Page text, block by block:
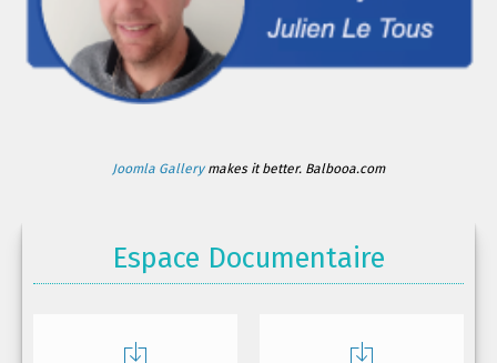
Joomla Gallerymakes it better. Balbooa.com
Espace Documentaire